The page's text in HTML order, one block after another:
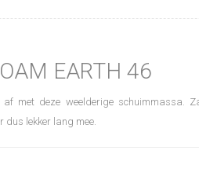
EARTH 46
met deze weelderige schuimmassa.
dus lekker lang mee.